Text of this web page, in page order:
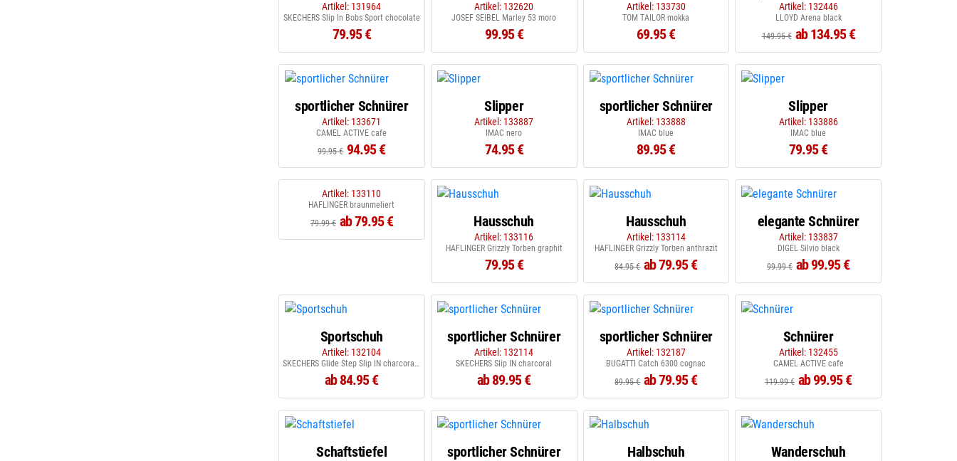
Artikel: 131964
SKECHERS Slip In Bobs Sport chocolate
79.95 €
Artikel: 132620
JOSEF SEIBEL Marley 53 moro
99.95 €
Artikel: 133730
TOM TAILOR mokka
69.95 €
Artikel: 132446
LLOYD Arena black
149.95 € ab 134.95 €
sportlicher Schnürer
Artikel: 133671
CAMEL ACTIVE cafe
99.95 € 94.95 €
Slipper
Artikel: 133887
IMAC nero
74.95 €
sportlicher Schnürer
Artikel: 133888
IMAC blue
89.95 €
Slipper
Artikel: 133886
IMAC blue
79.95 €
Artikel: 133110
HAFLINGER braunmeliert
79.99 € ab 79.95 € Hausschuh
Artikel: 133116
HAFLINGER Grizzly Torben graphit
79.95 €
Hausschuh
Artikel: 133114
HAFLINGER Grizzly Torben anthrazit
84.95 € ab 79.95 €
elegante Schnürer
Artikel: 133837
DIGEL Silvio black
99.99 € ab 99.95 €
Sportschuh
Artikel: 132104
SKECHERS Glide Step Slip IN charcoral orange
ab 84.95 €
sportlicher Schnürer
Artikel: 132114
SKECHERS Slip IN charcoral
ab 89.95 €
sportlicher Schnürer
Artikel: 132187
BUGATTI Catch 6300 cognac
89.95 € ab 79.95 €
Schnürer
Artikel: 132455
CAMEL ACTIVE cafe
119.99 € ab 99.95 €
Schaftstiefel sportlicher Schnürer Halbschuh Wanderschuh